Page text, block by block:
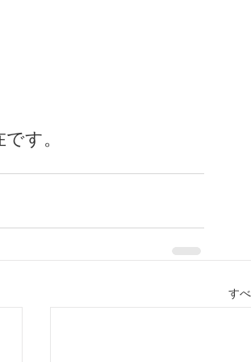
す。
す